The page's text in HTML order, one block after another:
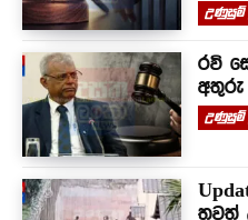
උණුසුම්
රවි
අතුරු
උණුසුම්
තවත්